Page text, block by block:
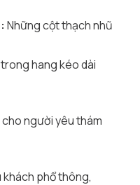
Những cột thạch nhũ
hang kéo dài
người yêu thám
khách phổ thông,